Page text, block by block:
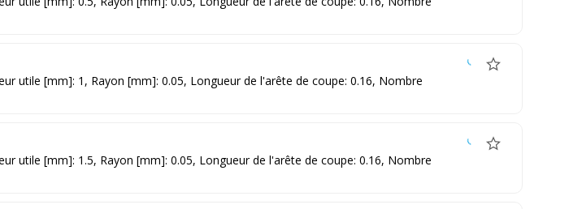
utile [mm]: 1, Rayon [mm]: 0.05, Longueur de l'arête de coupe: 0.16, Nombre
utile [mm]: 1.5, Rayon [mm]: 0.05, Longueur de l'arête de coupe: 0.16, Nombre